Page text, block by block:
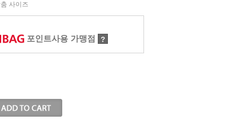
사이즈
포인트사용 가맹점 ?